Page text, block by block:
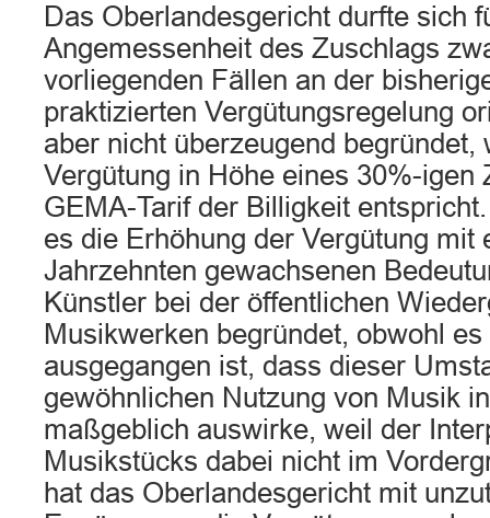
Das Oberlandesgericht durfte sich
Angemessenheit des Zuschlags
vorliegenden Fällen an der
praktizierten Vergütungsregelung
aber nicht überzeugend begründet,
Vergütung in Höhe eines 30%-igen
GEMA-Tarif der Billigkeit
es die Erhöhung der Vergütung mit
Jahrzehnten gewachsenen
Künstler bei der öffentlichen
Musikwerken begründet, obwohl
ausgegangen ist, dass dieser
gewöhnlichen Nutzung von Musik
maßgeblich auswirke, weil der
Musikstücks dabei nicht im
hat das Oberlandesgericht mit